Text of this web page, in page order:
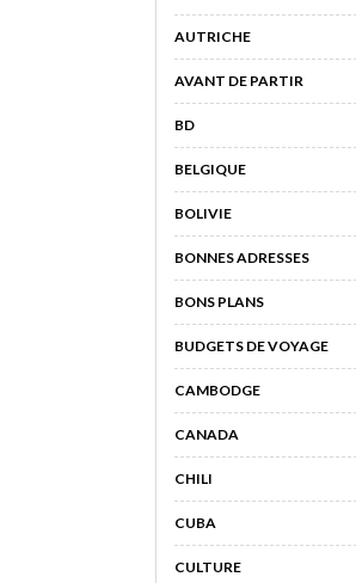
AUTRICHE
AVANT DE PARTIR
BD
BELGIQUE
BOLIVIE
BONNES ADRESSES
BONS PLANS
BUDGETS DE VOYAGE
CAMBODGE
CANADA
CHILI
CUBA
CULTURE